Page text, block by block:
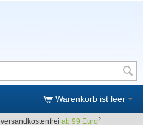
Warenkorb ist leer
versandkostenfrei ab 99 Euro2